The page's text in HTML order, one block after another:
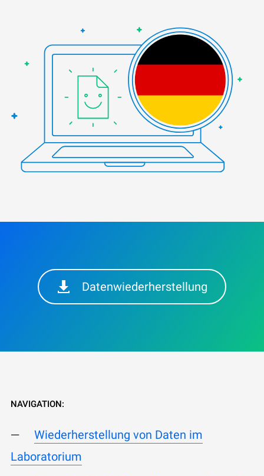
Datenwiederherstellung
NAVIGATION:
Wiederherstellung von Daten im
Laboratorium